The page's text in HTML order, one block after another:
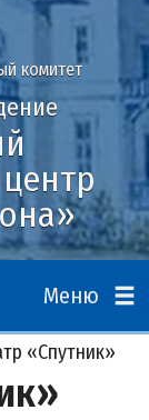
комитет
Меню
«Спутник»